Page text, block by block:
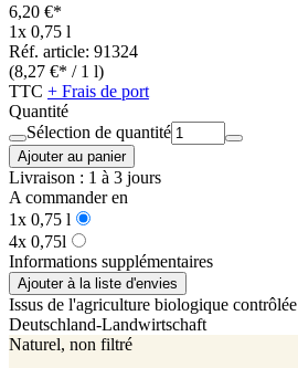
6,20 €*
1x 0,75 l
Réf. article: 91324
(8,27 €* / 1 l)
TTC + Frais de port
Quantité
Sélection de quantité
Ajouter au panier
Livraison : 1 à 3 jours
A commander en
1x 0,75 l
4x 0,75l
Informations supplémentaires
Ajouter à la liste d'envies
Issus de l'agriculture biologique contrôlée
Deutschland-Landwirtschaft
Naturel, non filtré